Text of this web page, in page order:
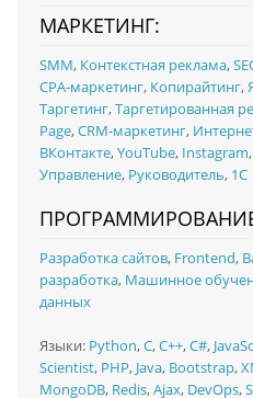
МАРКЕТИНГ:
SMM, Контекстная реклама,
CPA-маркетинг, Копирайтинг,
Таргетинг,Таргетированная
Page,CRM-маркетинг,
ВКонтакте,YouTube, Instagram,
Управление, Руководитель, 1C
Разработка сайтов, Frontend,
разработка, Машинное
данных
Языки: Python,C,C++,C#,
Scientist, PHP, Java, Bootstrap,
MongoDB, Redis,Ajax, DevOps,